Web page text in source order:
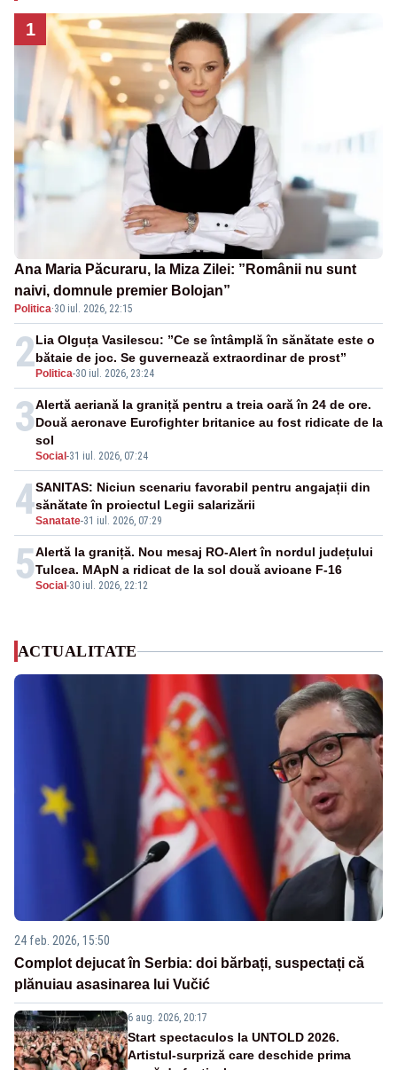
1
Ana Maria Păcuraru, la Miza Zilei: ”Românii nu sunt
naivi, domnule premier Bolojan”
Politica·30 iul. 2026, 22:15
2 Politica-30 iul. 2026, 23:24
Lia Olguța Vasilescu: ”Ce se întâmplă în sănătate este o
bătaie de joc. Se guvernează extraordinar de prost”
3
Social -31 iul. 2026, 07:24
Alertă aeriană la graniță pentru a treia oară în 24 de ore.
Două aeronave Eurofighter britanice au fost ridicate de la
sol
4Sanatate-31 iul. 2026, 07:29
SANITAS: Niciun scenariu favorabil pentru angajații din
sănătate în proiectul Legii salarizării
5Social -30 iul. 2026, 22:12
Alertă la graniță. Nou mesaj RO-Alert în nordul județului
Tulcea. MApN a ridicat de la sol două avioane F-16
ACTUALITATE
24 feb. 2026, 15:50
Complot dejucat în Serbia: doi bărbați, suspectați că
plănuiau asasinarea lui Vučić
6 aug. 2026, 20:17
Start spectaculos la UNTOLD 2026.
Artistul-surpriză care deschide prima